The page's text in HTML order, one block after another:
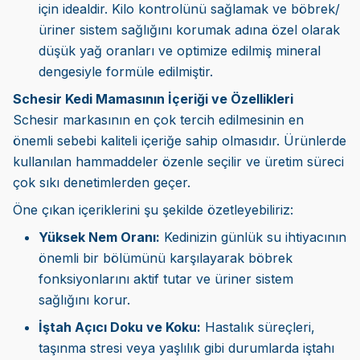
için idealdir. Kilo kontrolünü sağlamak ve böbrek/
üriner sistem sağlığını korumak adına özel olarak
düşük yağ oranları ve optimize edilmiş mineral
dengesiyle formüle edilmiştir.
Schesir Kedi Mamasının İçeriği ve Özellikleri
Schesir markasının en çok tercih edilmesinin en
önemli sebebi kaliteli içeriğe sahip olmasıdır. Ürünlerde
kullanılan hammaddeler özenle seçilir ve üretim süreci
çok sıkı denetimlerden geçer.
Öne çıkan içeriklerini şu şekilde özetleyebiliriz:
Yüksek Nem Oranı: Kedinizin günlük su ihtiyacının
önemli bir bölümünü karşılayarak böbrek
fonksiyonlarını aktif tutar ve üriner sistem
sağlığını korur.
İştah Açıcı Doku ve Koku: Hastalık süreçleri,
taşınma stresi veya yaşlılık gibi durumlarda iştahı